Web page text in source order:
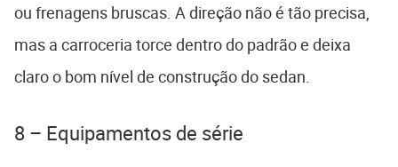
ou frenagens bruscas. A direção não é tão precisa,
mas a carroceria torce dentro do padrão e deixa
claro o bom nível de construção do sedan.
8 – Equipamentos de série